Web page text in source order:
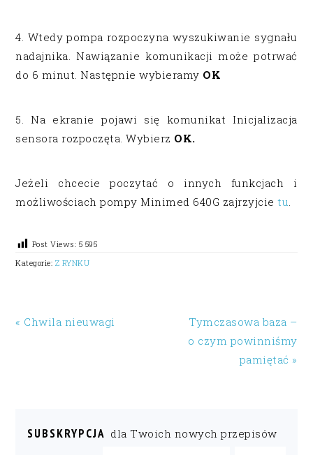
4. Wtedy pompa rozpoczyna wyszukiwanie sygnału
nadajnika. Nawiązanie komunikacji może potrwać
do 6 minut. Następnie wybieramy OK
5. Na ekranie pojawi się komunikat Inicjalizacja
sensora rozpoczęta. Wybierz OK.
Jeżeli chcecie poczytać o innych funkcjach i
możliwościach pompy Minimed 640G zajrzyjcietu
Post Views: 5 595
Kategorie: Z RYNKU
« Chwila nieuwagi
Tymczasowa baza –
o czym powinniśmy
pamiętać »
SUBSKRYPCJA dla Twoich nowych przepisów